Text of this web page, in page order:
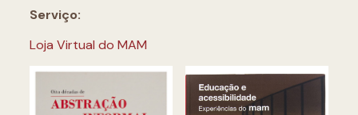
Serviço:
Loja Virtual do MAM